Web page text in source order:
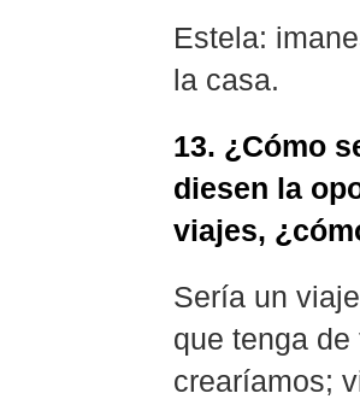
Estela:
la casa.
13. ¿Cómo
diesen la
viajes,
Sería un
que tenga
crearíamos;